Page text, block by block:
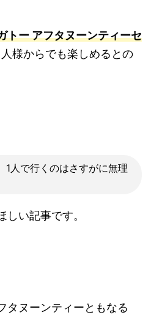
トー アフタヌーンティーセ
様からでも楽しめるとの
1人で行くのはさすがに無理
い記事です。
タヌーンティーともなる